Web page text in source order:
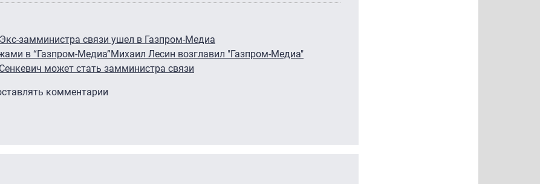
Экс-замминистра связи ушел в Газпром-Медиа
в “Газпром-Медиа”Михаил Лесин возглавил "Газпром-Медиа"
может стать замминистра связи
комментарии